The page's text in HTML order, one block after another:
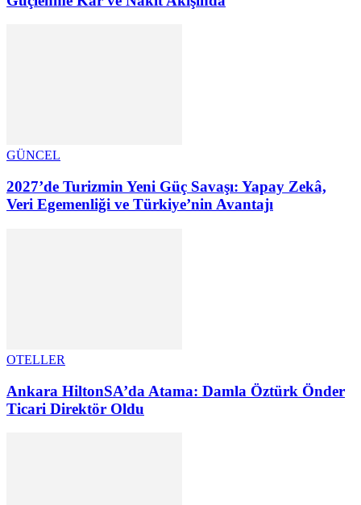
GÜNCEL
2027’de Turizmin Yeni Güç Savaşı: Yapay Zekâ,
Veri Egemenliği ve Türkiye’nin Avantajı
OTELLER
Ankara HiltonSA’da Atama: Damla Öztürk Önder
Ticari Direktör Oldu